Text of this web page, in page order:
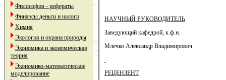
Философия - рефераты
Финансы деньги и налоги
Химия
Экология и охрана природы
Экономика и экономическая
теория
Экономико-математическое
моделирование
НАУЧНЫЙ РУКОВОДИТЕЛЬ
Заведующий кафедрой, к.ф.н.
Млечко Александр Владимирович
РЕЦЕНЗЕНТ